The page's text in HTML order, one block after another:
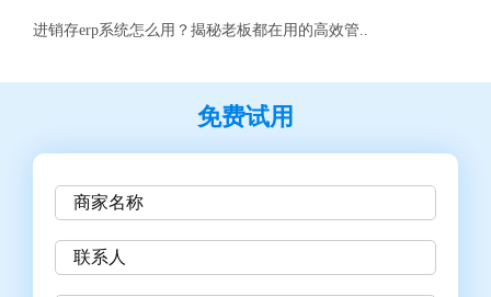
进销存erp系统怎么用？揭秘老板都在用的高效管..
免费试用